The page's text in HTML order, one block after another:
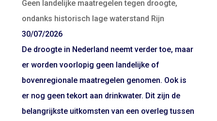
Geen landelijke maatregelen tegen droogte,
ondanks historisch lage waterstand Rijn
30/07/2026
De droogte in Nederland neemt verder toe, maar
er worden voorlopig geen landelijke of
bovenregionale maatregelen genomen. Ook is
er nog geen tekort aan drinkwater. Dit zijn de
belangrijkste uitkomsten van een overleg tussen